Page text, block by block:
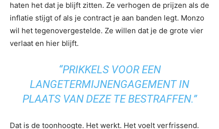
haten het dat je blijft zitten. Ze verhogen de prijzen als de
inflatie stijgt of als je contract je aan banden legt. Monzo
wil het tegenovergestelde. Ze willen dat je de grote vier
verlaat en hier blijft.
“PRIKKELS VOOR EEN
LANGETERMIJNENGAGEMENT IN
PLAATS VAN DEZE TE BESTRAFFEN.”
Dat is de toonhoogte. Het werkt. Het voelt verfrissend.